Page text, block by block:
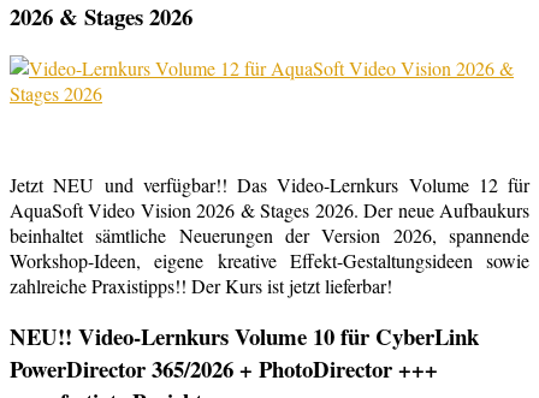
2026 & Stages 2026
Jetzt NEU und verfügbar!! Das Video-Lernkurs Volume 12 für
AquaSoft Video Vision 2026 & Stages 2026. Der neue Aufbaukurs
beinhaltet sämtliche Neuerungen der Version 2026, spannende
Workshop-Ideen, eigene kreative Effekt-Gestaltungsideen sowie
zahlreiche Praxistipps!! Der Kurs ist jetzt lieferbar!
NEU!! Video-Lernkurs Volume 10 für CyberLink
PowerDirector 365/2026 + PhotoDirector +++